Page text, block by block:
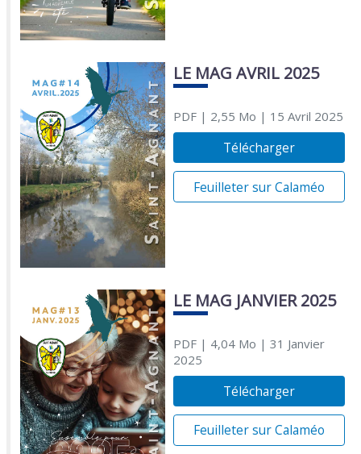
LE MAG AVRIL 2025
PDF| 2,55 Mo | 15 Avril 2025
Télécharger
Feuilleter sur Calaméo
LE MAG JANVIER 2025
PDF| 4,04 Mo | 31 Janvier
2025
Télécharger
Feuilleter sur Calaméo